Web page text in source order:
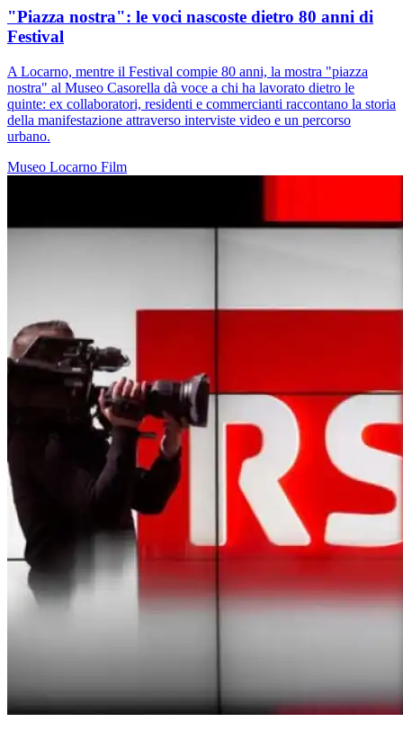
"Piazza nostra": le voci nascoste dietro 80 anni di
Festival
A Locarno, mentre il Festival compie 80 anni, la mostra "piazza
nostra" al Museo Casorella dà voce a chi ha lavorato dietro le
quinte: ex collaboratori, residenti e commercianti raccontano la storia
della manifestazione attraverso interviste video e un percorso
urbano.
Museo Locarno Film